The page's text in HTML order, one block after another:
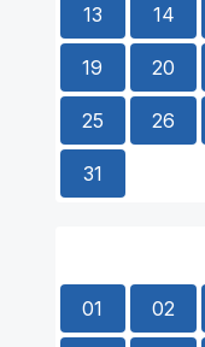
13 14
19 20
25 26
31
01 02